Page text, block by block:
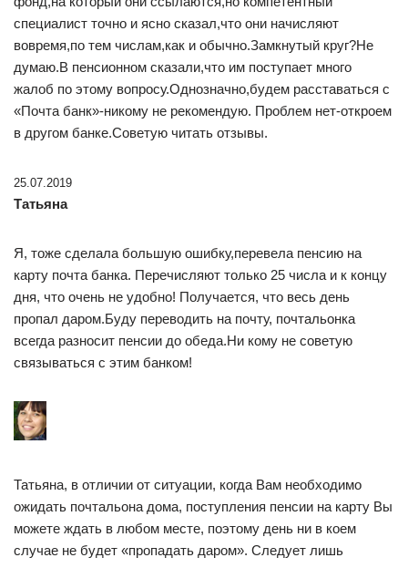
специалист точно и ясно сказал,что они начисляют
вовремя,по тем числам,как и обычно.Замкнутый круг?Не
думаю.В пенсионном сказали,что им поступает много
жалоб по этому вопросу.Однозначно,будем расставаться с
«Почта банк»-никому не рекомендую. Проблем нет-откроем
в другом банке.Советую читать отзывы.
25.07.2019
Татьяна
Я, тоже сделала большую ошибку,перевела пенсию на
карту почта банка. Перечисляют только 25 числа и к концу
дня, что очень не удобно! Получается, что весь день
пропал даром.Буду переводить на почту, почтальонка
всегда разносит пенсии до обеда.Ни кому не советую
связываться с этим банком!
Татьяна, в отличии от ситуации, когда Вам необходимо
ожидать почтальона дома, поступления пенсии на карту Вы
можете ждать в любом месте, поэтому день ни в коем
случае не будет «пропадать даром». Следует лишь